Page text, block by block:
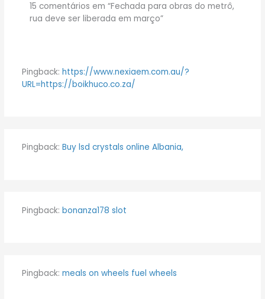
15 comentários em “Fechada para obras do metrô,
rua deve ser liberada em março”
Pingback: https://www.nexiaem.com.au/?
URL=https://boikhuco.co.za/
Pingback: Buy lsd crystals online Albania,
Pingback: bonanza178 slot
Pingback: meals on wheels fuel wheels